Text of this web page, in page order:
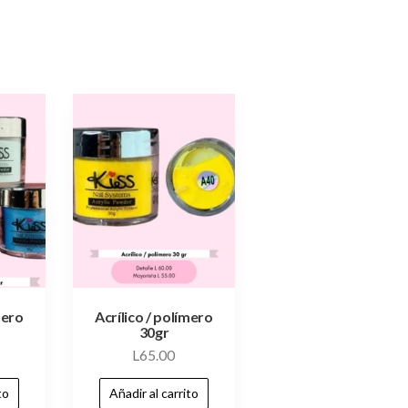
Acrílico / polímero
30gr
L65.00
Añadir al carrito